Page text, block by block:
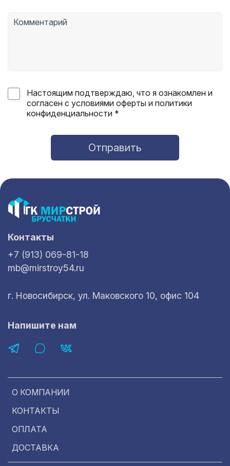
Настоящим подтверждаю, что я ознакомлен и
согласен с условиями оферты и политики
конфиденциальности *
Отправить
О КОМПАНИИ
КОНТАКТЫ
ОПЛАТА
ДОСТАВКА
Контакты
+7 (913) 069-81-18
mb@mirstroy54.ru
г. Новосибирск, ул. Маковского 10, офис 104
Напишите нам